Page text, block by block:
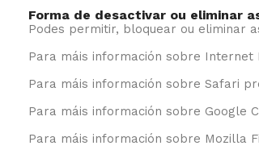
Forma de desactivar ou eliminar
Podes permitir, bloquear ou eliminar
Para máis información sobre
Para máis información sobre Safari
Para máis información sobre Google
Para máis información sobre Mozilla